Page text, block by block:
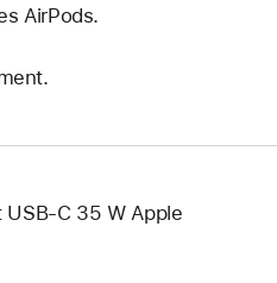
AirPods.
C 35 W Apple